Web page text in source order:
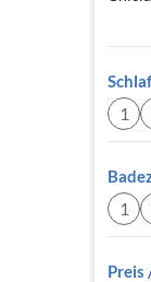
1
1
Preis